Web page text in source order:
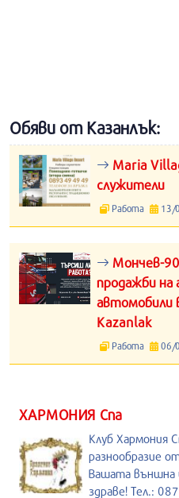
Обяви от Казанлък:
Maria
служители
Работа 13/
Мончев-
продажби на
автомобили
Kazanlak
Работа 06/
ХАРМОНИЯ Спа
Клуб Хармония
разнообразие
Вашата външна
здраве! Тел.: